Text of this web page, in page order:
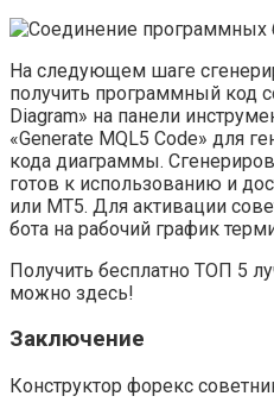
На следующем шаге
получить программный код
Diagram» на панели
«Generate MQL5 Code» для
кода диаграммы.
готов к использованию и
или МТ5. Для активации
бота на рабочий график
Получить бесплатно ТОП 5
можно здесь!
Заключение
Конструктор форекс